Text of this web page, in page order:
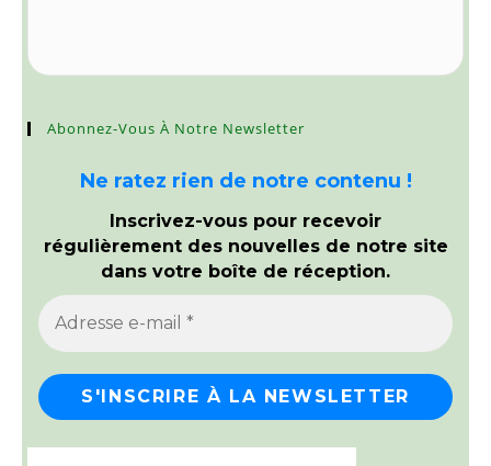
Abonnez-Vous À Notre Newsletter
Ne ratez rien de notre contenu !
Inscrivez-vous pour recevoir
régulièrement des nouvelles de notre site
dans votre boîte de réception.